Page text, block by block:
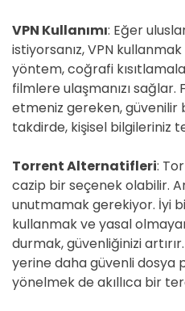
VPN Kullanımı: Eğer
istiyorsanız, VPN
yöntem, coğrafi
filmlere ulaşmanızı
etmeniz gereken, güvenilir
takdirde, kişisel bilgileriniz
Torrent Alternatifleri:
cazip bir seçenek olabilir.
unutmamak gerekiyor. İyi
kullanmak ve yasal
durmak, güvenliğinizi
yerine daha güvenli dosya
yönelmek de akıllıca bir